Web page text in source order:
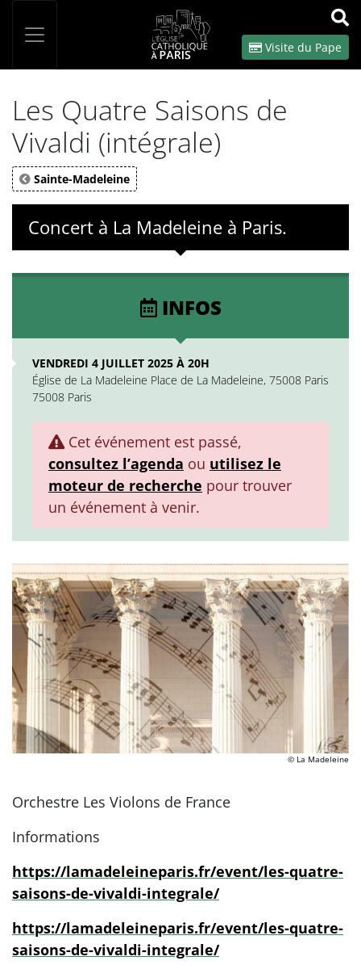
OK
Visite du Pape
Les Quatre Saisons de
Vivaldi (intégrale)
Sainte-Madeleine
Concert à La Madeleine à Paris.
INFOS
VENDREDI 4 JUILLET 2025 À 20H
Église de La Madeleine Place de La Madeleine, 75008 Paris
75008 Paris
Cet événement est passé,
consultez l’agenda ou utilisez le
moteur de recherche pour trouver
un événement à venir.
© La Madeleine
Orchestre Les Violons de France
Informations
https://lamadeleineparis.fr/event/les-quatre-
saisons-de-vivaldi-integrale/
https://lamadeleineparis.fr/event/les-quatre-
saisons-de-vivaldi-integrale/
Panneau de gestion des cookies